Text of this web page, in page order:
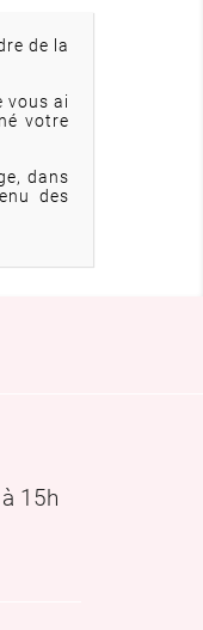
de la
vous ai
votre
dans
des
15h